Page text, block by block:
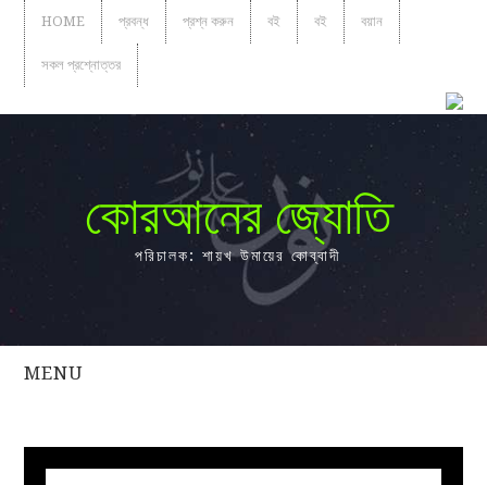
HOME প্রবন্ধ প্রশ্ন করুন বই বই বয়ান
সকল প্রশ্নোত্তর
কোরআনের জ্যোতি
পরিচালক: শায়খ উমায়ের কোব্বাদী
MENU
সকল